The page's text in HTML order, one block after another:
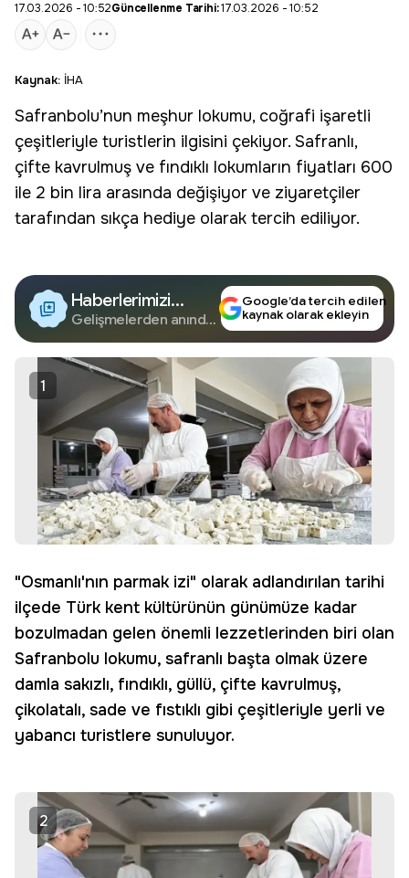
17.03.2026 - 10:52Güncellenme Tarihi:17.03.2026 - 10:52
Kaynak: İHA
Safranbolu’nun meşhur lokumu, coğrafi işaretli
çeşitleriyle turistlerin ilgisini çekiyor. Safranlı,
çifte kavrulmuş ve fındıklı lokumların fiyatları 600
ile 2 bin lira arasında değişiyor ve ziyaretçiler
tarafından sıkça hediye olarak tercih ediliyor.
Haberlerimizi
Google'da Takip
Edin
Gelişmelerden anında
Google’da tercih edilen
kaynak olarak ekleyin
1
"Osmanlı'nın parmak izi" olarak adlandırılan tarihi
ilçede Türk kent kültürünün günümüze kadar
bozulmadan gelen önemli lezzetlerinden biri olan
Safranbolu lokumu, safranlı başta olmak üzere
damla sakızlı, fındıklı, güllü, çifte kavrulmuş,
çikolatalı, sade ve fıstıklı gibi çeşitleriyle yerli ve
yabancı turistlere sunuluyor.
2